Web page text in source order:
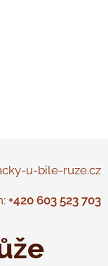
u-bile-ruze.cz
+420 603 523 703